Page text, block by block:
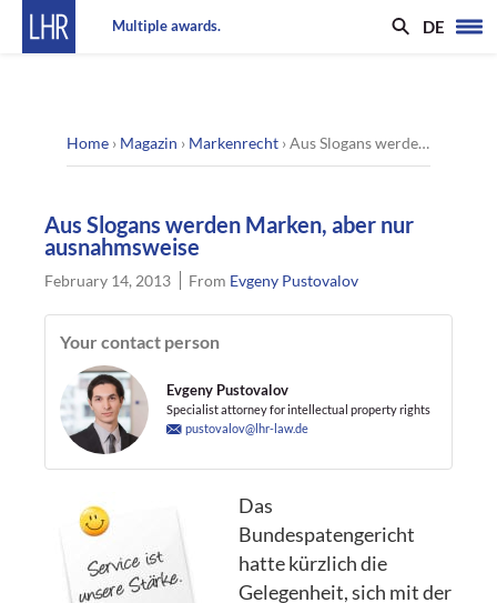
Multiple awards. DE
Home › Magazin › Markenrecht ›Aus Slogans werden Marken, aber nur ausnahmsweise
Aus Slogans werden Marken, aber nur
ausnahmsweise
February 14, 2013 From Evgeny Pustovalov
Your contact person
Evgeny Pustovalov
Specialist attorney for intellectual property rights
pustovalov@lhr-law.de
Das
Bundespatengericht
hatte kürzlich die
Gelegenheit, sich mit der